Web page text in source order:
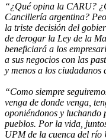
“¿Qué opina la CARU?
Cancillería argentina?
la triste decisión del
de derogar la Ley de la
beneficiará a los
a sus negocios con las
y menos a los ciudadanos
“Como siempre
venga de donde venga,
oponiéndonos y luchando
pueblos. Por la vida,
UPM de la cuenca del río